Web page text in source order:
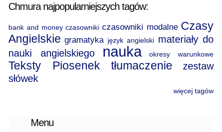
Chmura najpopularniejszych tagów:
bank and money czasowniki czasowniki modalne Czasy
Angielskie gramatyka język angielski materiały do
nauki angielskiego
nauka okresy warunkowe
Teksty Piosenek tłumaczenie
zestaw
słówek
więcej tagów
Menu